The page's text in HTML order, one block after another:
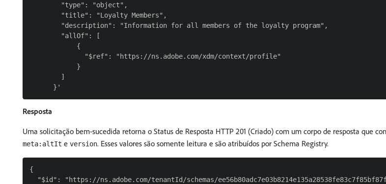
        "type": "object",
        "title": "Loyalty Members",
        "description": "Information for all members of the loyalty program",
        "allOf": [
            {
              "$ref": "https://ns.adobe.com/xdm/context/profile"
            }
        ]
Resposta
Uma solicitação bem-sucedida retorna o Status de Resposta HTTP 201 (Criado) com um corpo de resposta que
meta:altIt e version. Esses valores são somente leitura e são atribuídos por Schema Registry.
{
"$id": "https://ns.adobe.com/tenantId/schemas/